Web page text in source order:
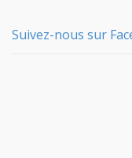
Suivez-nous sur